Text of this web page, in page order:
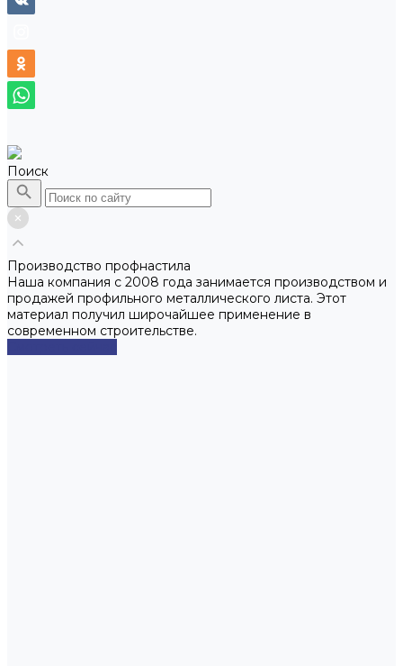
Поиск
Производство профнастила
Наша компания с 2008 года занимается производством и
продажей профильного металлического листа. Этот
материал получил широчайшее применение в
современном строительстве.